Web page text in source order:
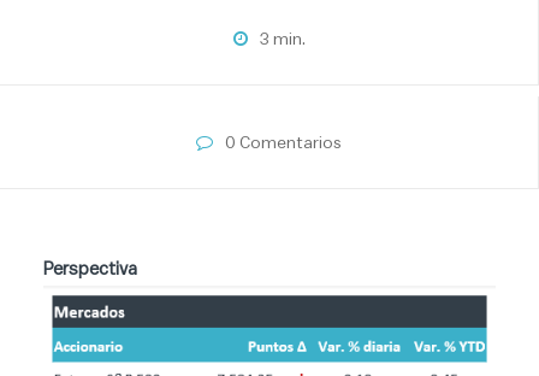
3 min.
0 Comentarios
Perspectiva